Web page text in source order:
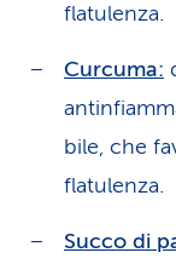
flatulenza.
Curcuma:
bile, che
flatulenza.
Succo di